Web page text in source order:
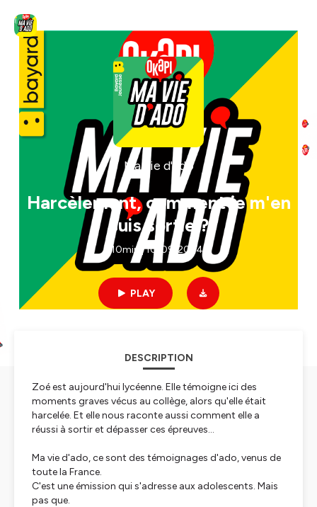
Ma vie d'ado
Harcèlement, comment je m'en
suis sortie ?
10min | 10/09/2024
PLAY
DESCRIPTION
Zoé est aujourd'hui lycéenne. Elle témoigne ici des
moments graves vécus au collège, alors qu'elle était
harcelée. Et elle nous raconte aussi comment elle a
réussi à sortir et dépasser ces épreuves...
Ma vie d'ado, ce sont des témoignages d'ado, venus de
toute la France.
C'est une émission qui s'adresse aux adolescents. Mais
pas que.